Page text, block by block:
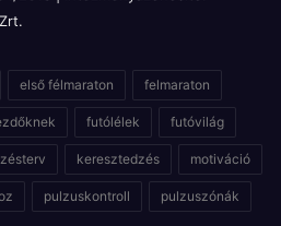
első félmaraton felmaraton
futólélek futóvilág
keresztedzés motiváció
pulzuskontroll pulzuszónák